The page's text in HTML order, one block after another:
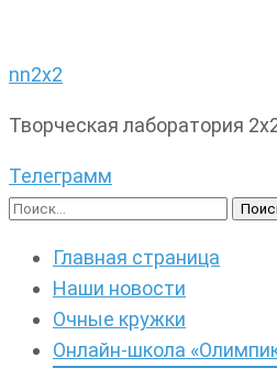
nn2x2
Творческая лаборатория
Телеграмм
Найти:
Главная страница
Наши новости
Очные кружки
Онлайн-школа